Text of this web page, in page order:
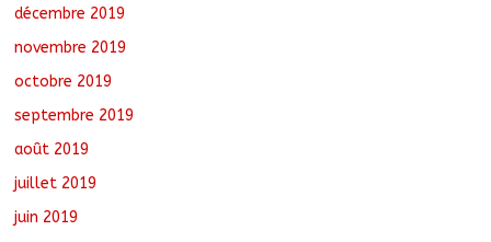
décembre 2019
novembre 2019
octobre 2019
septembre 2019
août 2019
juillet 2019
juin 2019